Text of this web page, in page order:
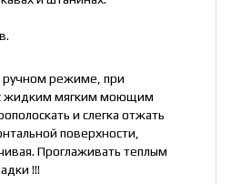
ручном режиме, при
жидким мягким моющим
и слегка отжать
поверхности,
Проглаживать теплым
!!!